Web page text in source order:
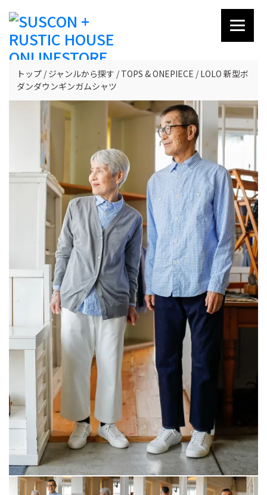
トップ ジャンルから探す TOPS & ONEPIECE
LOLO 新型ボ
ダンダウンギンガムシャツ